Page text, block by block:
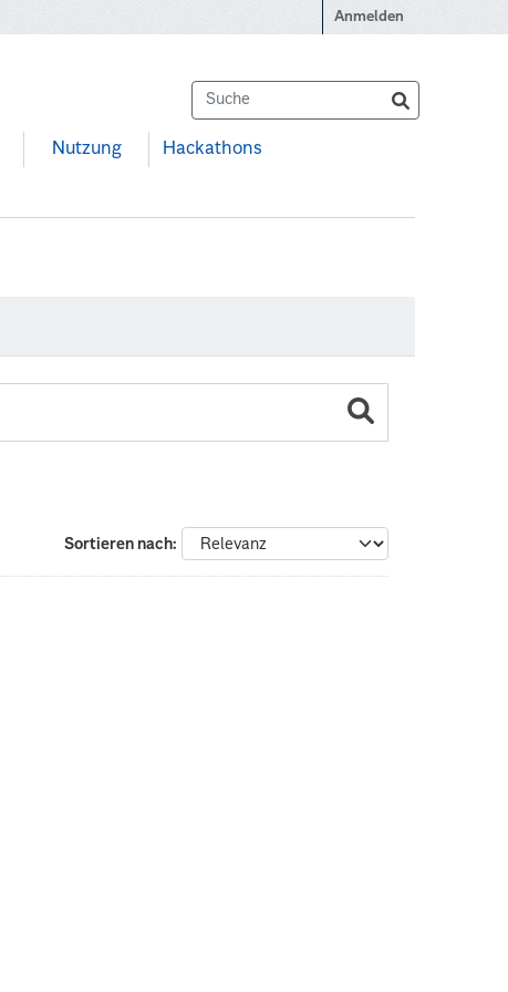
Anmelden
Nutzung Hackathons
Sortieren nach